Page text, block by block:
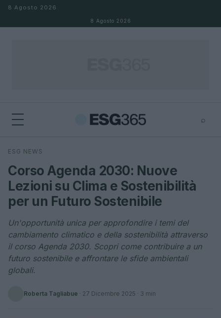
Salta al contenuto
8 Agosto 2026
8 Agosto 2026
⌕
Cerca
ESG NEWS
Corso Agenda 2030: Nuove
Lezioni su Clima e Sostenibilità
per un Futuro Sostenibile
Un'opportunità unica per approfondire i temi del
cambiamento climatico e della sostenibilità attraverso
il corso Agenda 2030. Scopri come contribuire a un
futuro sostenibile e affrontare le sfide ambientali
globali.
Roberta Tagliabue · 27 Dicembre 2025 · 3 min